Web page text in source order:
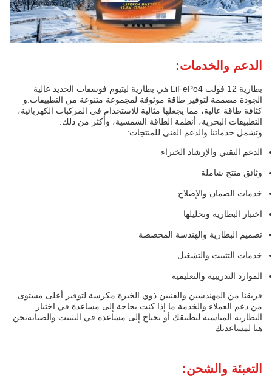
الدعم والخدمات:
بطارية 12 فولت LiFePo4 هي بطارية ليتيوم فوسفات الحديد عالية
الجودة مصممة لتوفير طاقة موثوقة لمجموعة متنوعة من التطبيقات.و
كثافة طاقة عالية، مما يجعلها مثالية للاستخدام في المركبات الكهربائية،
التطبيقات البحرية، أنظمة الطاقة الشمسية، وأكثر من ذلك.
وتشمل خدماتنا والدعم الفني للمنتجات:
الدعم التقني والإرشاد الخبراء
وثائق منتج شاملة
خدمات الضمان والإصلاح
اختبار البطارية وتحليلها
تصميم البطارية والهندسة المخصصة
خدمات التثبيت والتشغيل
الموارد التدريبية والتعليمية
فريقنا من المهندسين والفنيين ذوي الخبرة مكرسة لتوفير أعلى مستوى
من دعم العملاء والخدمة.ما إذا كنت بحاجة إلى مساعدة في اختيار
البطارية المناسبة لتطبيقك أو تحتاج إلى مساعدة في التثبيت والصيانةنحن
هنا لمساعدتك
التعبئة والشحن: